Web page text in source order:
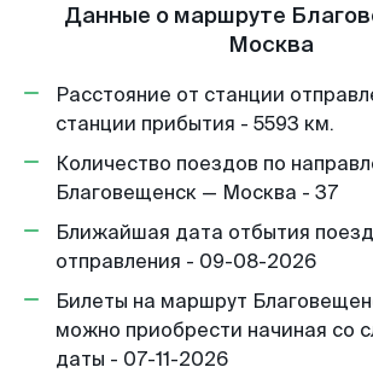
Данные о маршруте
Москва
Расстояние от станции
станции прибытия - 5593 км.
Количество поездов по
Благовещенск — Москва - 37
Ближайшая дата отбытия
отправления - 09-08-2026
Билеты на маршрут
можно приобрести начиная со
даты - 07-11-2026